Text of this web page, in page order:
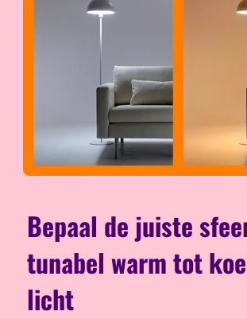
Bepaal de juiste
tunabel warm tot
licht